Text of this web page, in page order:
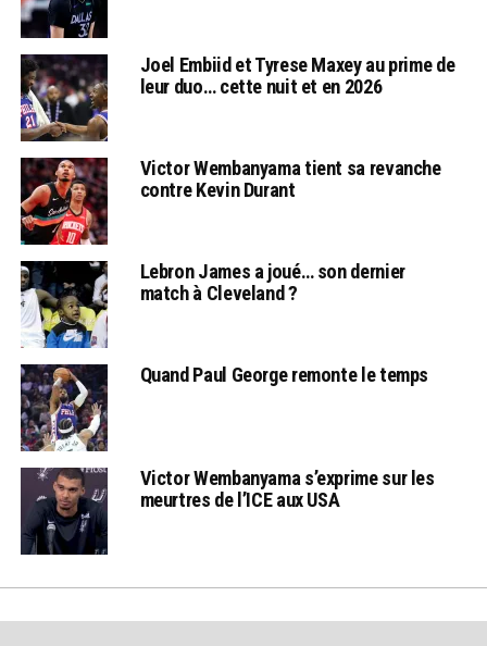
Joel Embiid et Tyrese Maxey au prime de
leur duo… cette nuit et en 2026
Victor Wembanyama tient sa revanche
contre Kevin Durant
Lebron James a joué… son dernier
match à Cleveland ?
Quand Paul George remonte le temps
Victor Wembanyama s’exprime sur les
meurtres de l’ICE aux USA